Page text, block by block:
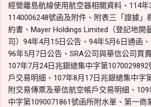
經營離島航線使用航空器相關資料、114
1140006248號函及附件、附表三「證據」
約書、Mayer Holdings Limited（登記地開
司）94年4月15日公告、94年5月6日通函
96年5月7日公告、SRA公司與華信公司買
107年7月24日兆銀總集中字第
戶交易明細、107年8月17日兆銀總集中字
附交易傳票及華信航空帳戶交易明細、
中字第1090071861號函所附水單、第一商